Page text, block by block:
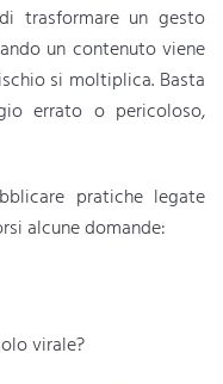
trasformare un gesto
un contenuto viene
si moltiplica. Basta
errato o pericoloso,
pratiche legate
alcune domande:
virale?